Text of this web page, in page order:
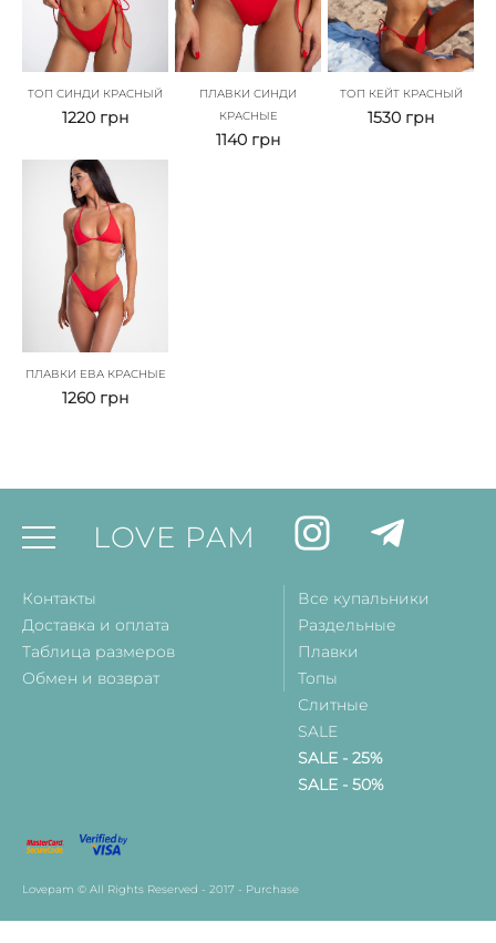
ТОП СИНДИ КРАСНЫЙ
1220 грн
ПЛАВКИ СИНДИ
КРАСНЫЕ
1140 грн
ТОП КЕЙТ КРАСНЫЙ
1530 грн
ПЛАВКИ ЕВА КРАСНЫЕ
1260 грн
LOVE PAM
Контакты
Доставка и оплата
Таблица размеров
Обмен и возврат
Все купальники
Раздельные
Плавки
Топы
Слитные
SALE
SALE - 25%
SALE - 50%
Lovepam © All Rights Reserved - 2017 - Purchase